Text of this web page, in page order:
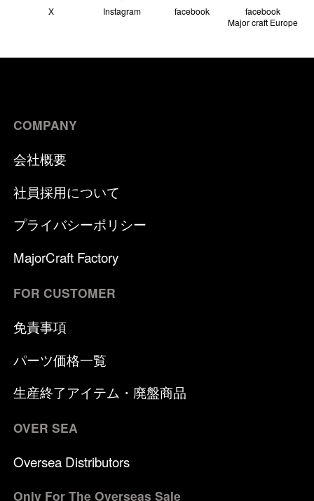
Vertical Contact model
X Instagram facebook
facebook
Major craft Europe
COMPANY
会社概要
社員採用について
プライバシーポリシー
MajorCraft Factory
FOR CUSTOMER
免責事項
パーツ価格一覧
生産終了アイテム・廃盤商品
OVER SEA
Oversea Distributors
Only For The Overseas Sale